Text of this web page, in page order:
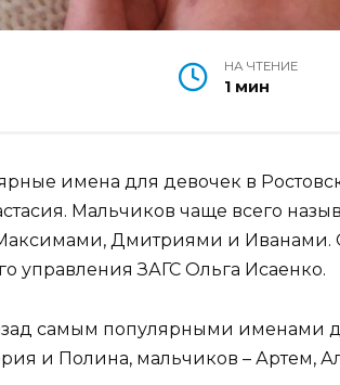
НА ЧТЕНИЕ
1 мин
имена для девочек в
Мальчиков чаще всего
Дмитриями и Иванами.
управления ЗАГС Ольга Исаенко.
самым популярными именами
и Полина, мальчиков – Артем,